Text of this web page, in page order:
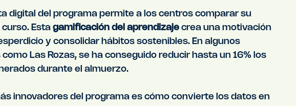
digital del programa permite a los centros comparar su
Esta gamificación del aprendizaje crea una motivación
y consolidar hábitos sostenibles. En algunos
Las Rozas, se ha conseguido reducir hasta un 16% los
durante el almuerzo.
innovadores del programa es cómo convierte los datos en